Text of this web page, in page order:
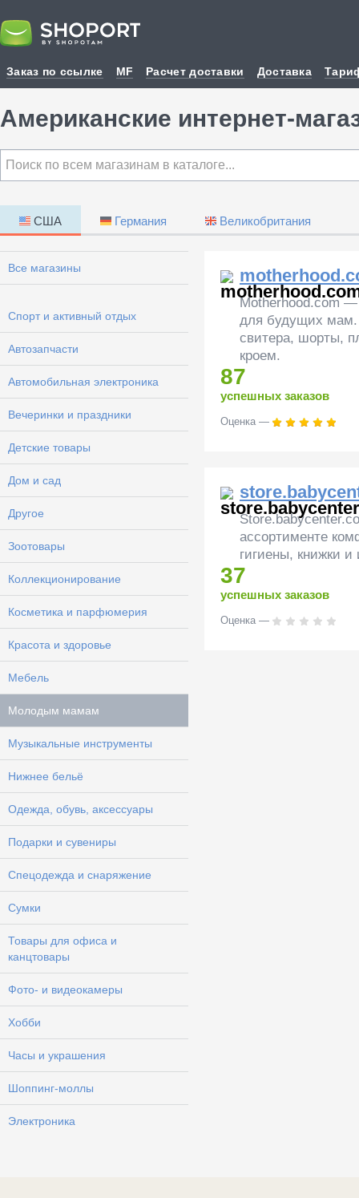
Заказ по ссылке MF Расчет доставки Доставка
Американские интернет-
США Германия Великобритания
Все магазины
Cпорт и активный отдых
Автозапчасти
Автомобильная электроника
Вечеринки и праздники
Детские товары
Дом и сад
Другое
Зоотовары
Коллекционирование
Косметика и парфюмерия
Красота и здоровье
Мебель
Молодым мамам
Музыкальные инструменты
Нижнее бельё
Одежда, обувь, аксессуары
Подарки и сувениры
Спецодежда и снаряжение
Сумки
Товары для офиса и
канцтовары
Фото- и видеокамеры
Хобби
Часы и украшения
Шоппинг-моллы
Электроника
Motherhood.com —
для будущих
свитера, шорты,
кроем.
87
успешных заказов
Оценка —
ассортименте
гигиены, книжки и
37
успешных заказов
Оценка —